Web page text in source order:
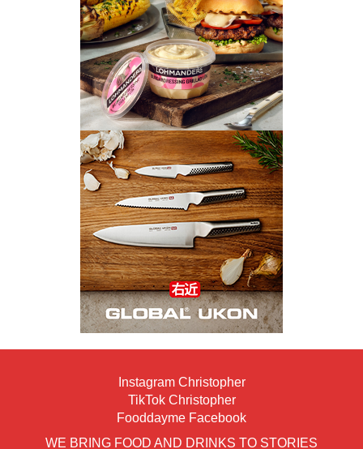
Instagram Christopher
TikTok Christopher
Fooddayme Facebook
WE BRING FOOD AND DRINKS TO STORIES